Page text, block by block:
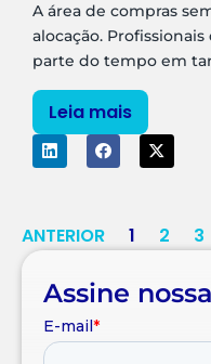
A área de compras
alocação.
parte do tempo em
Leia mais
ANTERIOR 1 2 3
Assine